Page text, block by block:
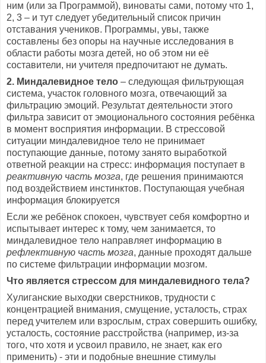
ним (или за Программой), виноваты сами, потому что 1,
2, 3 – и тут следует убедительный список причин
отставания учеников. Программы, увы, также
составлены без опоры на научные исследования в
области работы мозга детей, но об этом ни её
составители, ни учителя предпочитают не думать.
2. Миндалевидное тело – следующая фильтрующая
система, участок головного мозга, отвечающий за
фильтрацию эмоций. Результат деятельности этого
фильтра зависит от эмоционального состояния ребёнка
в момент восприятия информации. В стрессовой
ситуации миндалевидное тело не принимает
поступающие данные, потому занято выработкой
ответной реакции на стресс: информация поступает в
реактивную часть мозга, где решения принимаются
под воздействием инстинктов. Поступающая учебная
информация блокируется
Если же ребёнок спокоен, чувствует себя комфортно и
испытывает интерес к тому, чем занимается, то
миндалевидное тело направляет информацию в
рефлективную часть мозга, данные проходят дальше
по системе фильтрации информации мозгом.
Что является стрессом для миндалевидного тела?
Хулиганские выходки сверстников, трудности с
концентрацией внимания, смущение, усталость, страх
перед учителем или взрослым, страх совершить ошибку,
усталость, состояние расстройства (например, из-за
того, что хотя и усвоил правило, не знает, как его
применить) - эти и подобные внешние стимулы